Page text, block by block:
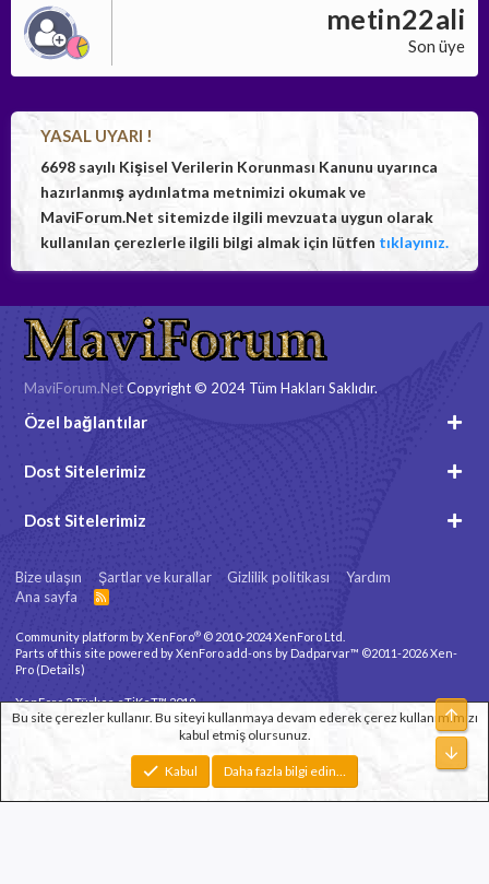
metin22ali
Son üye
YASAL UYARI !
6698 sayılı Kişisel Verilerin Korunması Kanunu uyarınca
hazırlanmış aydınlatma metnimizi okumak ve
MaviForum.Net sitemizde ilgili mevzuata uygun olarak
kullanılan çerezlerle ilgili bilgi almak için lütfen tıklayınız.
MaviForum.NetCopyright © 2024 Tüm Hakları Saklıdır.
Özel bağlantılar
Dost Sitelerimiz
Dost Sitelerimiz
Bize ulaşın Şartlar ve kurallar Gizlilik politikası
Yardım
Ana sayfa
R
Community platform by XenForo® © 2010-2024 XenForo Ltd.
Parts of this site powered byXenForo add-ons by Dadparvar™ ©2011-2026Xen-
Pro (Details)
XenForo 2 Türkçe eTiKeT™ 2019
© by ©XenTR
Toplam sorgu Toplam zaman
En fazla bellek
Bu site çerezler kullanır. Bu siteyi kullanmaya devam ederek çerez kullanımımızı
kabul etmiş olursunuz.
Kabul Daha fazla bilgi edin…
Üst
Alt